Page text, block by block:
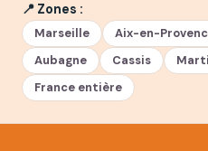
📍 Zones :
Marseille Aix-en-
Aubagne
Cassis
France entière